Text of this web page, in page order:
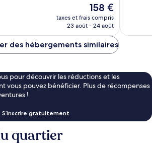
Le
nouveau
prix
de
158 €
taxes et frais compris
23 août - 24 août
des hébergements similaires
pour découvrir les réductions et les
vous pouvez bénéficier. Plus de récompenses
!
S’inscrire gratuitement
quartier